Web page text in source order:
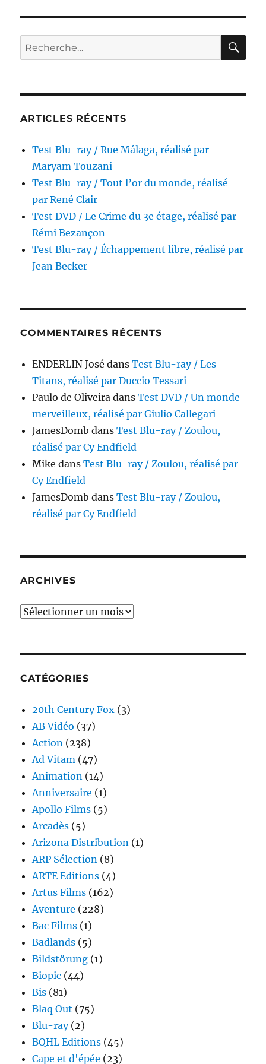
Le
von
Recherche
pour :
ARTICLES RÉCENTS
Test Blu-ray / Rue Málaga, réalisé par
Maryam Touzani
Test Blu-ray / Tout l’or du monde, réalisé
par René Clair
Test DVD / Le Crime du 3e étage, réalisé par
Rémi Bezançon
Test Blu-ray / Échappement libre, réalisé par
Jean Becker
COMMENTAIRES RÉCENTS
ENDERLIN José dansTest Blu-ray / Les
Titans, réalisé par Duccio Tessari
Paulo de Oliveira dansTest DVD / Un monde
merveilleux, réalisé par Giulio Callegari
JamesDomb dansTest Blu-ray / Zoulou,
réalisé par Cy Endfield
Mike dansTest Blu-ray / Zoulou, réalisé par
Cy Endfield
JamesDomb dansTest Blu-ray / Zoulou,
réalisé par Cy Endfield
ARCHIVES
Archives
CATÉGORIES
20th Century Fox (3)
AB Vidéo (37)
Action (238)
Ad Vitam (47)
Animation (14)
Anniversaire (1)
Apollo Films (5)
Arcadès (5)
Arizona Distribution (1)
ARP Sélection (8)
ARTE Editions (4)
Artus Films (162)
Aventure (228)
Bac Films (1)
Badlands (5)
Bildstörung (1)
Biopic (44)
Bis (81)
Blaq Out (75)
Blu-ray(2)
BQHL Editions (45)
Cape et d'épée (23)